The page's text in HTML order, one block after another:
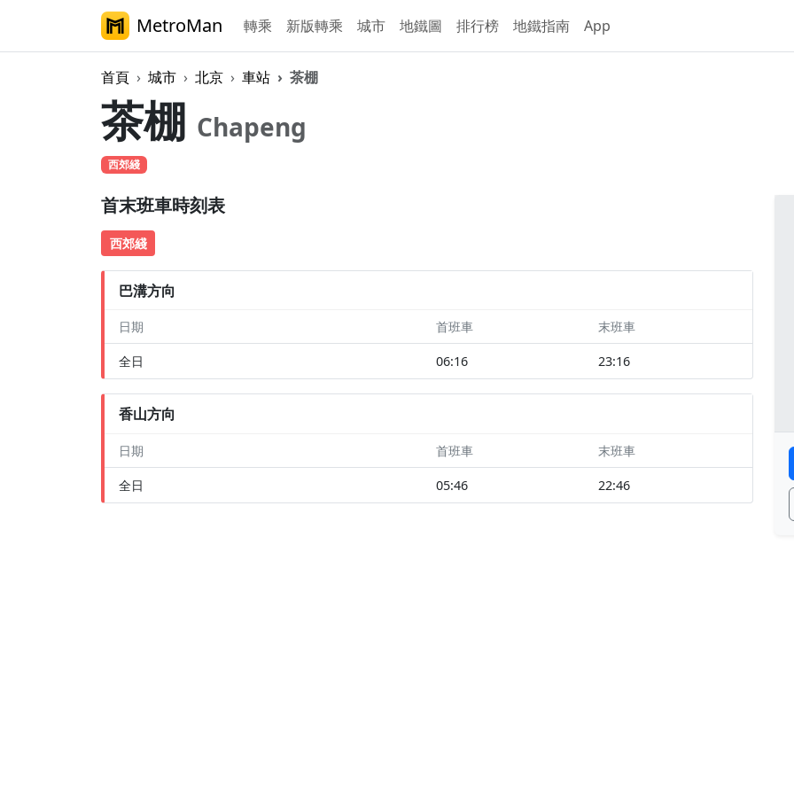
MetroMan 轉乘 新版轉乘 城市 地鐵圖 排行榜 地鐵指南 App
首頁 城市 北京 車站 茶棚
茶棚 Chapeng
西郊綫
首末班車時刻表
西郊綫
巴溝方向
日期 首班車 末班車
全日 06:16 23:16
香山方向
日期 首班車 末班車
全日 05:46 22:46